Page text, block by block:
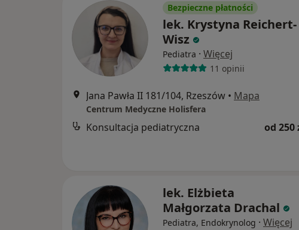
Bezpieczne płatności
lek. Krystyna Reichert-
Wisz
Pediatra · Więcej
11 opinii
Jana Pawła II 181/104, Rzeszów • Mapa
Centrum Medyczne Holisfera
Konsultacja pediatryczna od 250
lek. Elżbieta
Małgorzata Drachal
Pediatra, Endokrynolog · Więcej